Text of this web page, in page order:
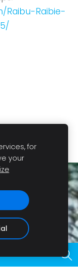
Raibu-Raibie-
for
your